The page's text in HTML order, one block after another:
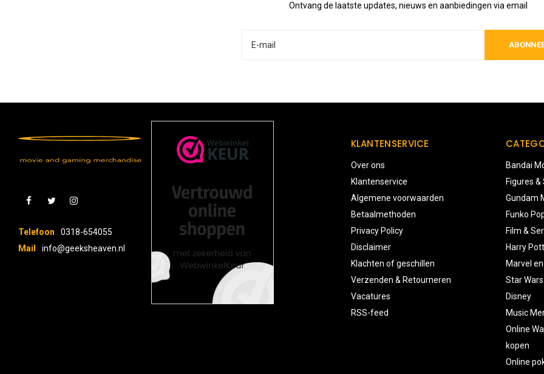
Ontvang de laatste updates, nieuws en aanbiedingen via email
Telefoon
0318-654055
Mail
info@geeksheaven.nl
KLANTENSERVICE
Over ons
Klantenservice
Algemene voorwaarden
Betaalmethoden
Privacy Policy
Disclaimer
Klachten of geschillen
Verzenden & Retourneren
Vacatures
RSS-feed
Bandai
Figures
Gundam
Funko
Film &
Harry
Marvel en
Star Wars
Disney
Music
Online
kopen
Online